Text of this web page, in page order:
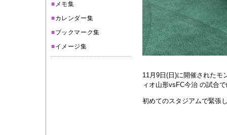
■ メモ集
■カレンダー集
■ブックマーク集
■イメージ集
11月9日(日)に開催されたモ
ィオ山形vsFC今治 の試合
初めてのスタジアムで緊張